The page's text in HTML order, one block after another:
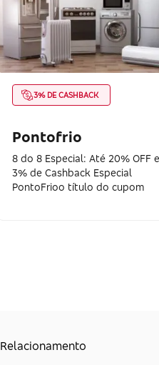
3% DE CASHBACK
Pontofrio
8 do 8 Especial: Até 20% OFF e
3% de Cashback Especial
PontoFrioo título do cupom
Relacionamento